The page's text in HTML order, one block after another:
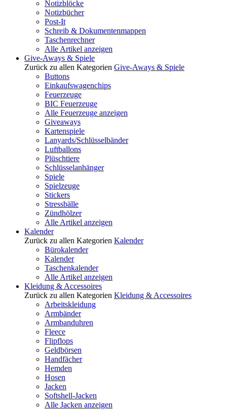
Notizblöcke
Notizbücher
Post-It
Schreib & Dokumentenmappen
Taschenrechner
Alle Artikel anzeigen
Give-Aways & Spiele
Zurück zu allen Kategorien Give-Aways & Spiele
Buttons
Einkaufswagenchips
Feuerzeuge
BIC Feuerzeuge
Alle Feuerzeuge anzeigen
Giveaways
Kartenspiele
Lanyards/Schlüsselbänder
Luftballons
Plüschtiere
Schlüsselanhänger
Spiele
Spielzeuge
Stickers
Stressbälle
Zündhölzer
Alle Artikel anzeigen
Kalender
Zurück zu allen Kategorien Kalender
Bürokalender
Kalender
Taschenkalender
Alle Artikel anzeigen
Kleidung & Accessoires
Zurück zu allen Kategorien Kleidung & Accessoires
Arbeitskleidung
Armbänder
Armbanduhren
Fleece
Flipflops
Geldbörsen
Handfächer
Hemden
Hosen
Jacken
Softshell-Jacken
Alle Jacken anzeigen